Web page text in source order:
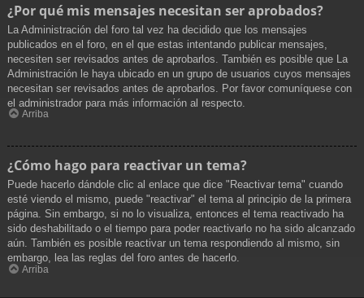
¿Por qué mis mensajes necesitan ser aprobados?
La Administración del foro tal vez ha decidido que los mensajes
publicados en el foro, en el que estas intentando publicar mensajes,
necesiten ser revisados antes de aprobarlos. También es posible que La
Administración le haya ubicado en un grupo de usuarios cuyos mensajes
necesitan ser revisados antes de aprobarlos. Por favor comuníquese con
el administrador para más información al respecto.
Arriba
¿Cómo hago para reactivar un tema?
Puede hacerlo dándole clic al enlace que dice "Reactivar tema" cuando
esté viendo el mismo, puede "reactivar" el tema al principio de la primera
página. Sin embargo, si no lo visualiza, entonces el tema reactivado ha
sido deshabilitado o el tiempo para poder reactivarlo no ha sido alcanzado
aún. También es posible reactivar un tema respondiendo al mismo, sin
embargo, lea las reglas del foro antes de hacerlo.
Arriba